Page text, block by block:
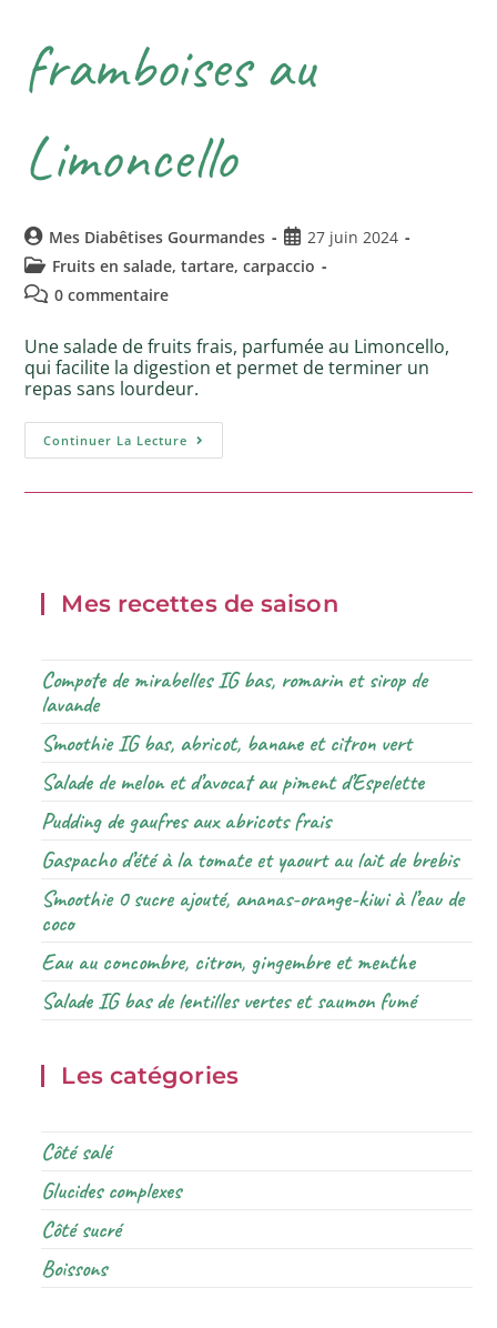
framboises au
Limoncello
Mes Diabêtises Gourmandes
27 juin 2024
Fruits en salade, tartare, carpaccio
0 commentaire
Une salade de fruits frais, parfumée au Limoncello,
qui facilite la digestion et permet de terminer un
repas sans lourdeur.
Continuer La Lecture
Mes recettes de saison
Compote de mirabelles IG bas, romarin et sirop de
lavande
Smoothie IG bas, abricot, banane et citron vert
Salade de melon et d’avocat au piment d’Espelette
Pudding de gaufres aux abricots frais
Gaspacho d’été à la tomate et yaourt au lait de brebis
Smoothie 0 sucre ajouté, ananas-orange-kiwi à l’eau de
coco
Eau au concombre, citron, gingembre et menthe
Salade IG bas de lentilles vertes et saumon fumé
Les catégories
Côté salé
Glucides complexes
Côté sucré
Boissons